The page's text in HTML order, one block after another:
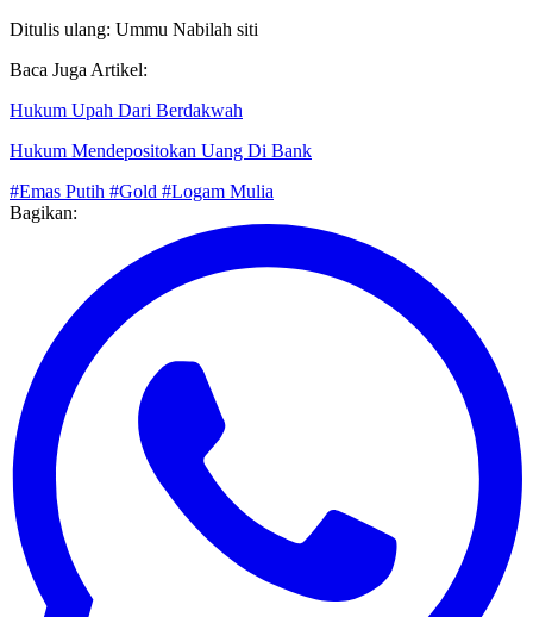
Ditulis ulang: Ummu Nabilah siti
Baca Juga Artikel:
Hukum Upah Dari Berdakwah
Hukum Mendepositokan Uang Di Bank
#Emas Putih #Gold #Logam Mulia
Bagikan: